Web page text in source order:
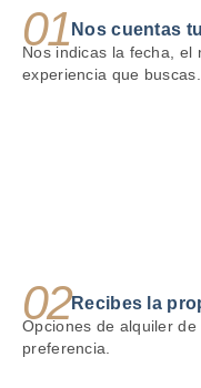
01 Nos cuentas
Nos indicas la fecha, el
experiencia que buscas.
02Recibes la
Opciones de alquiler
preferencia.